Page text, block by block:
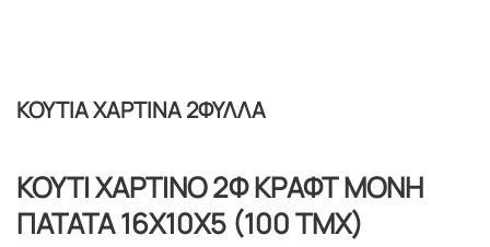
ΚΟΥΤΙΑ ΧΑΡΤΙΝΑ 2ΦΥΛΛΑ
ΚΟΥΤΙ ΧΑΡΤΙΝΟ 2Φ ΚΡΑΦΤ ΜΟΝΗ
ΠΑΤΑΤΑ 16Χ10Χ5 (100 ΤΜΧ)